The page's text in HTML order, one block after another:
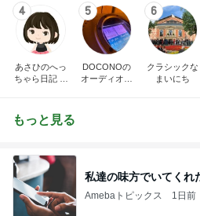
4
あさひのへっ
ちゃら日記 氷
きどき○○ちゃ
ん達(*^▽^)/★
5
DOCONOの
オーディオ礼
6
クラシックな
まいにち
もっと見る
私達の味方でいてくれ
Amebaトピックス 1日前